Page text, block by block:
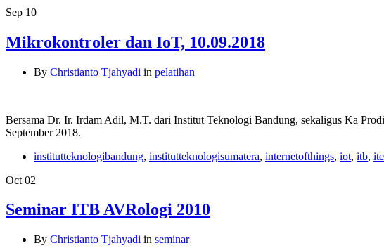
Sep 10
Mikrokontroler dan IoT, 10.09.2018
By Christianto Tjahyadi in pelatihan
Bersama Dr. Ir. Irdam Adil, M.T. dari Institut Teknologi Bandung, sekaligus Ka
September 2018.
institutteknologibandung, institutteknologisumatera, internetofthings, iot, itb,
Oct 02
Seminar ITB AVRologi 2010
By Christianto Tjahyadi in seminar